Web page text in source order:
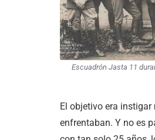
Escuadrón Jasta 11
El objetivo era
enfrentaban. Y no es